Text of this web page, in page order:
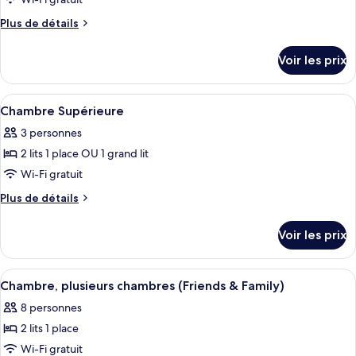
View)
&
Runway
View)
ce
chambre :
Chambre
Premium
(Runway
View)
Plus de détails
Plus
le
type
de
Chambre
Premium
View)
Voir les prix
Afficher
toutes
les
photos
pour
ce
chambre :
Chambre
Supérieure
Un fauteuil de bureau moderne,
6
Chambre Supérieure
3 personnes
2 lits 1 place OU 1 grand lit
Wi-Fi gratuit
Plus de détails
Plus
le
type
de
Chambre
Supérieure
Voir les prix
Afficher
toutes
les
photos
pour
Une chambre d’hôtel avec un
4
Chambre, plusieurs chambres (Friends & Family)
8 personnes
2 lits 1 place
Wi-Fi gratuit